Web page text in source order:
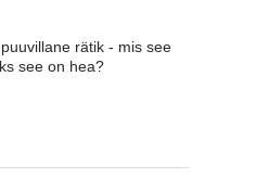
rätik - mis see
see on hea?